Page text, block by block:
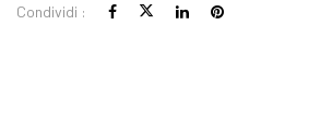
Condividi :